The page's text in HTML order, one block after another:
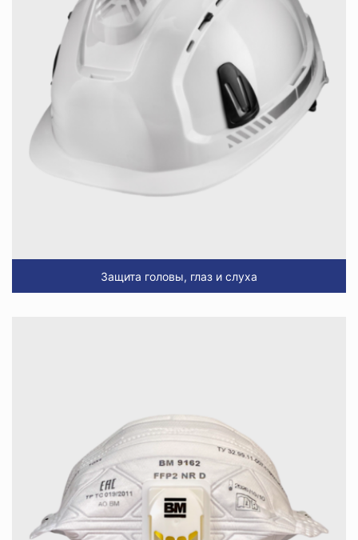
Защита головы, глаз и слуха